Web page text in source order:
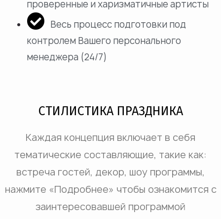
проверенные и харизматичные артисты
Весь процесс подготовки под
контролем Вашего персонального
менеджера (24/7)
СТИЛИСТИКА ПРАЗДНИКА
Каждая концепция включает в себя
тематические составляющие, такие как:
встреча гостей, декор, шоу программы,
нажмите «Подробнее» чтобы ознакомится с
заинтересовавшей программой